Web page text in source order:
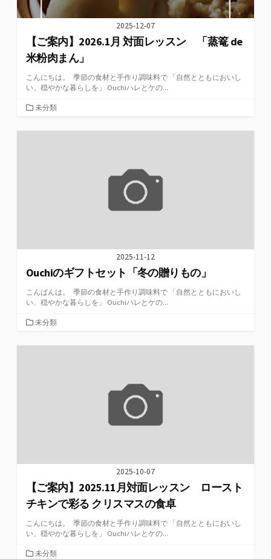
2025-12-07
【ご案内】2026.1月 対面レッスン 「蒸篭 de
米粉肉まん」
こんにちは。 季節の食材と手作り調味料で 「自然とともにおいし
い、穏やかな暮らしを」 Ouchiハレとケの...
カ
ゴ
未分類
2025-11-12
Ouchiのギフトセット「冬の贈りもの」
こんばんは。 季節の食材と手作り調味料で 「自然とともにおいし
い、穏やかな暮らしを」 Ouchiハレとケの...
カ
ゴ
未分類
2025-10-07
【ご案内】2025.11月対面レッスン ロースト
チキンで彩る クリスマスの食卓
こんにちは。 季節の食材と手作り調味料で 「自然とともにおいし
い、穏やかな暮らしを」 Ouchiハレとケの...
カ未分類